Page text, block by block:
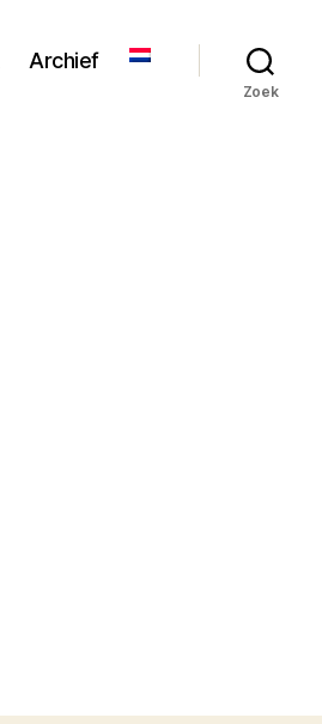
Archief
Zoek